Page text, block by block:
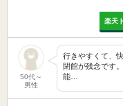
楽天
50代～
男性
行きやすくて、
閉館が残念です
能…